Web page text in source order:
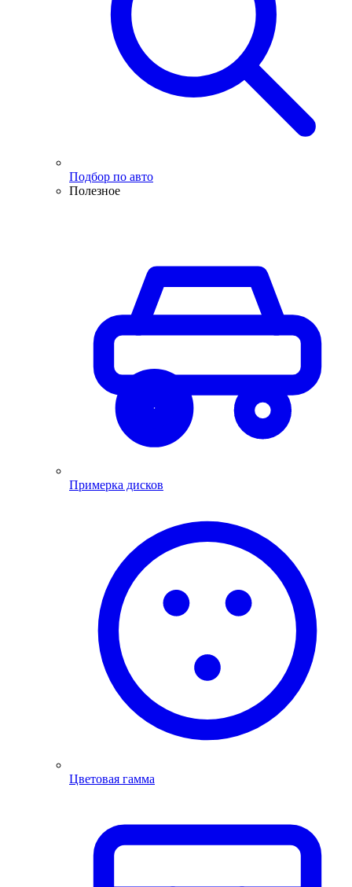
Подбор по авто
Полезное
Примерка дисков
Цветовая гамма